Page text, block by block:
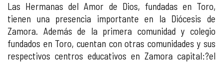
Las Hermanas del Amor de Dios, fundadas en Toro,
tienen una presencia importante en la Diócesis de
Zamora. Además de la primera comunidad y colegio
fundados en Toro, cuentan con otras comunidades y sus
respectivos centros educativos en Zamora capital:?el